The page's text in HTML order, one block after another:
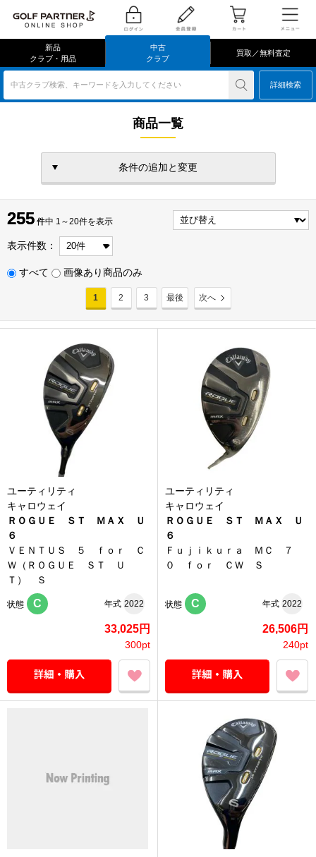
新品
クラブ・用品
中古
クラブ
買取／無料査定
中古クラブ検索、キーワードを入力してください 詳細検索
商品一覧
条件の追加と変更
255 件
255 件中 1～20件を表示
表示件数：
すべて 画像あり商品のみ
1 2 3 最後 次へ
ユーティリティ
キャロウェイ
ＲＯＧＵＥ ＳＴ ＭＡＸ Ｕ
６
ＶＥＮＴＵＳ ５ ｆｏｒ Ｃ
Ｗ（ＲＯＧＵＥ ＳＴ Ｕ
Ｔ） Ｓ
状態 C 年式 2022
33,025円
300pt
ユーティリティ
キャロウェイ
ＲＯＧＵＥ ＳＴ ＭＡＸ Ｕ
６
Ｆｕｊｉｋｕｒａ ＭＣ ７
０ ｆｏｒ ＣＷ Ｓ
状態 C 年式 2022
26,506円
240pt